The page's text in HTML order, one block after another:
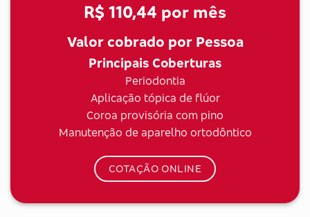
R$ 110,44 por mês
Valor cobrado por Pessoa
Principais Coberturas
Periodontia
Aplicação tópica de flúor
Coroa provisória com pino
Manutenção de aparelho ortodôntico
COTAÇÃO ONLINE